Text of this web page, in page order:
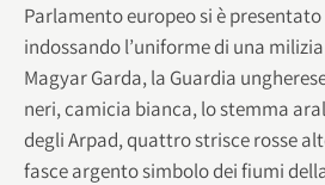
Parlamento europeo si è presentato
indossando l’uniforme di una
Magyar Garda, la Guardia
neri, camicia bianca, lo stemma
degli Arpad, quattro strisce rosse
fasce argento simbolo dei fiumi